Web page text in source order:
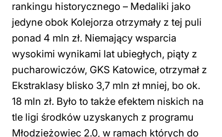
rankingu historycznego – Medaliki jako
jedyne obok Kolejorza otrzymały z tej puli
ponad 4 mln zł. Niemający wsparcia
wysokimi wynikami lat ubiegłych, piąty z
pucharowiczów, GKS Katowice, otrzymał z
Ekstraklasy blisko 3,7 mln zł mniej, bo ok.
18 mln zł. Było to także efektem niskich na
tle ligi środków uzyskanych z programu
Młodzieżowiec 2.0, w ramach których do